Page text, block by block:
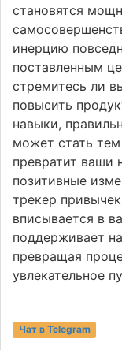
становятся
инерцию
поставленным
стремитесь ли
повысить
навыки,
может стать
превратит ваши
позитивные
трекер
вписывается в
поддерживает
превращая
увлекательное
Чат в Telegram